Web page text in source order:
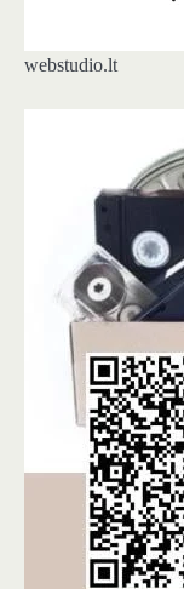
webstudio.lt